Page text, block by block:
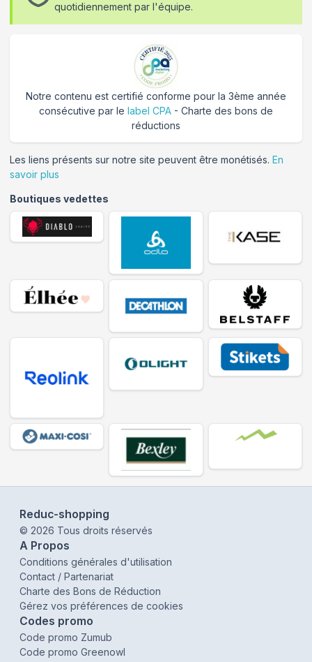
quotidiennement par l'équipe.
Notre contenu est certifié conforme pour la 3ème année
consécutive par le label CPA - Charte des bons de
réductions
Les liens présents sur notre site peuvent être monétisés. En
savoir plus
Boutiques vedettes
Reduc-shopping
© 2026 Tous droits réservés
A Propos
Conditions générales d'utilisation
Contact / Partenariat
Charte des Bons de Réduction
Gérez vos préférences de cookies
Codes promo
Code promo Zumub
Code promo Greenowl